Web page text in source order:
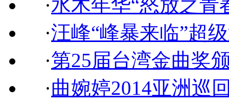
·水木年华“怒放之青
·汪峰“峰暴来临”超
·第25届台湾金曲奖
·曲婉婷2014亚洲巡